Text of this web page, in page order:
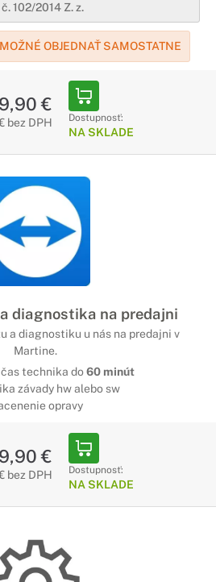
102/2014 Z. z.
OBJEDNAŤ SAMOSTATNE
€
bez DPH Dostupnosť:
NA SKLADE
diagnostika na predajni
a diagnostiku u nás na predajni v
Martine.
technika do60 minút
závady hw alebo sw
opravy
€
bez DPH Dostupnosť:
NA SKLADE